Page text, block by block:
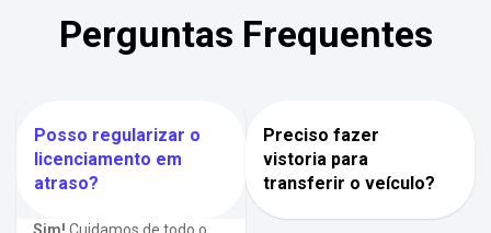
Perguntas Frequentes
Posso regularizar o
licenciamento em
atraso?
Preciso fazer
vistoria para
transferir o veículo?